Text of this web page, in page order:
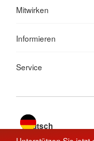
Mitwirken
Informieren
Service
Sprache wechseln zu